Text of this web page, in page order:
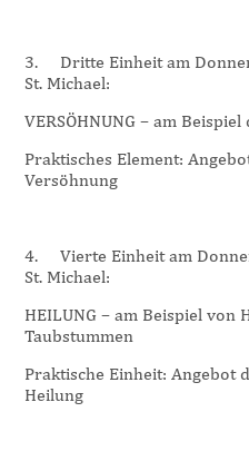
3.
Dritte Einheit am
St. Michael:
VERSÖHNUNG – am
Praktisches Element:
Versöhnung
4.
Vierte Einheit am
St. Michael:
HEILUNG – am Beispiel von
Taubstummen
Praktische Einheit: Angebot
Heilung